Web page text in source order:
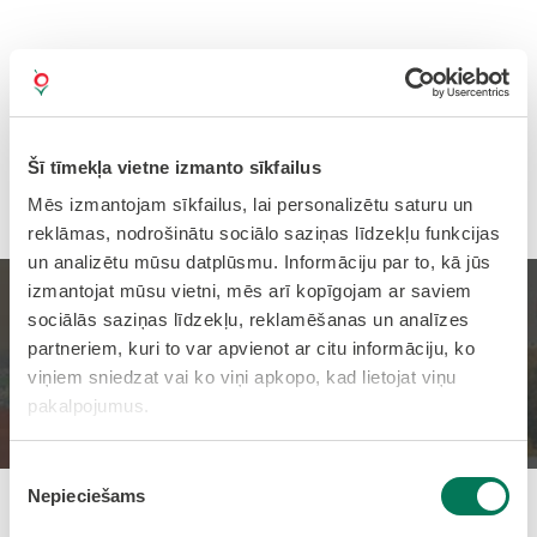
Šī tīmekļa vietne izmanto sīkfailus
Mēs izmantojam sīkfailus, lai personalizētu saturu un
reklāmas, nodrošinātu sociālo saziņas līdzekļu funkcijas
un analizētu mūsu datplūsmu. Informāciju par to, kā jūs
izmantojat mūsu vietni, mēs arī kopīgojam ar saviem
sociālās saziņas līdzekļu, reklamēšanas un analīzes
partneriem, kuri to var apvienot ar citu informāciju, ko
viņiem sniedzat vai ko viņi apkopo, kad lietojat viņu
pakalpojumus.
Piekrišanas
izvēle
Nepieciešams
Slēpošanas trase
slidsolim!
Sākums Jaunumi